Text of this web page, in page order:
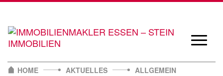
content
öffnen/
HOME
AKTUELLES
ALLGEMEIN